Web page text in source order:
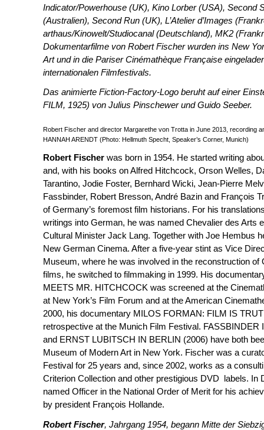
Indicator/Powerhouse (UK), Kino Lorber (USA), Second
(Australien), Second Run (UK), L’Atelier d’Images
arthaus/Kinowelt/Studiocanal (Deutschland), MK2
Dokumentarfilme von Robert Fischer wurden ins New
Art und in die Pariser Cinémathèque Française
internationalen Filmfestivals.
Das animierte Fiction-Factory-Logo beruht auf einer
FILM, 1925) von Julius Pinschewer und Guido Seeber.
Robert Fischer and director Margarethe von Trotta in June 2013, recording
HANNAH ARENDT (Photo: Hellmuth Specht, Speaker’s Corner, Munich)
Robert Fischer was born in 1954. He started writing
and, with his books on Alfred Hitchcock, Orson Welles,
Tarantino, Jodie Foster, Bernhard Wicki, Jean-Pierre
Fassbinder, Robert Bresson, André Bazin and François
of Germany’s foremost film historians. For his
writings into German, he was named Chevalier des Arts
Cultural Minister Jack Lang. Together with Joe Hembus
New German Cinema. After a five-year stint as Vice
Museum, where he was involved in the reconstruction of
films, he switched to filmmaking in 1999. His
MEETS MR. HITCHCOCK was screened at the
at New York’s Film Forum and at the American
2000, his documentary MILOS FORMAN: FILM IS
retrospective at the Munich Film Festival. FASSBINDER
and ERNST LUBITSCH IN BERLIN (2006) have both
Museum of Modern Art in New York. Fischer was a
Festival for 25 years and, since 2002, works as a
Criterion Collection and other prestigious DVD labels. In
named Officer in the National Order of Merit for his
by president François Hollande.
Robert Fischer, Jahrgang 1954, begann Mitte der